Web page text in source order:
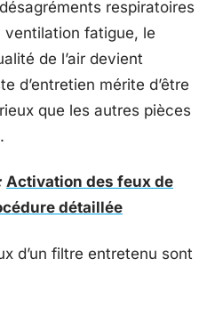
respiratoires
ventilation fatigue, le
de l’air devient
d’entretien mérite d’être
que les autres pièces
Activation des feux de
détaillée
d’un filtre entretenu sont